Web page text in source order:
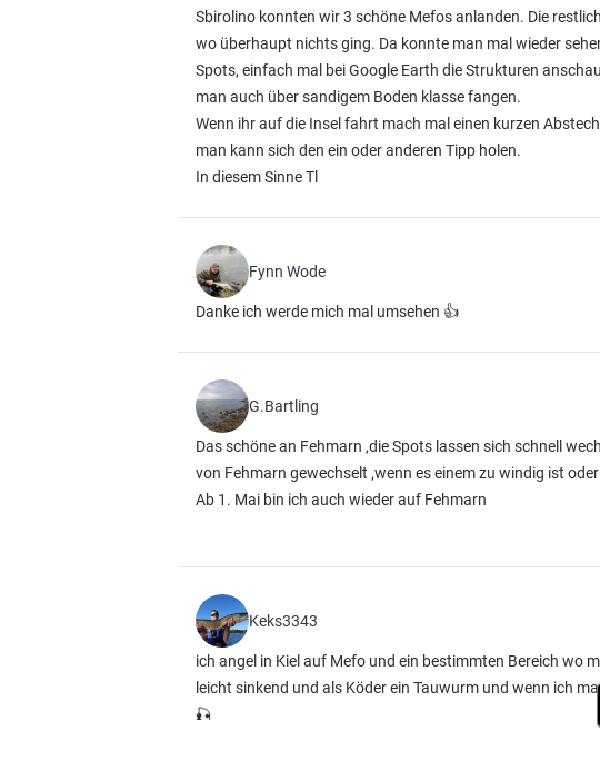
Sbirolino konnten wir 3 schöne Mefos anlanden. Die
wo überhaupt nichts ging. Da konnte man mal wieder
Spots, einfach mal bei Google Earth die Strukturen
man auch über sandigem Boden klasse fangen.
Wenn ihr auf die Insel fahrt mach mal einen kurzen
man kann sich den ein oder anderen Tipp holen.
In diesem Sinne Tl
Fynn Wode
Danke ich werde mich mal umsehen 👍
G.Bartling
Das schöne an Fehmarn ,die Spots lassen sich schnell
von Fehmarn gewechselt ,wenn es einem zu windig ist
Ab 1. Mai bin ich auch wieder auf Fehmarn
Keks3343
ich angel in Kiel auf Mefo und ein bestimmten Bereich wo
leicht sinkend und als Köder ein Tauwurm und wenn ich
🎣